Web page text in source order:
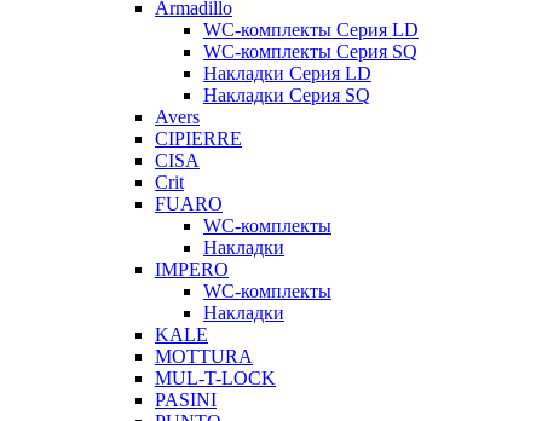
Armadillo
WC-комплекты Серия LD
WC-комплекты Серия SQ
Накладки Серия LD
Накладки Серия SQ
Avers
CIPIERRE
CISA
Crit
FUARO
WC-комплекты
Накладки
IMPERO
WC-комплекты
Накладки
KALE
MOTTURA
MUL-T-LOCK
PASINI